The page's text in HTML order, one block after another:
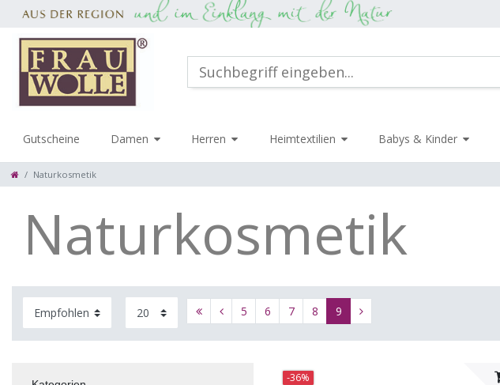
Gutscheine Damen Herren Heimtextilien Babys & Kinder
Naturkosmetik
Naturkosmetik
5 6 7 8 9
-36%